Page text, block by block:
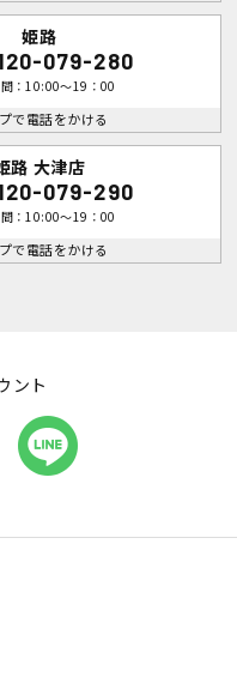
姫路
079-280
：10:00～19：00
で電話をかける
路 大津店
079-290
：10:00～19：00
で電話をかける
ント